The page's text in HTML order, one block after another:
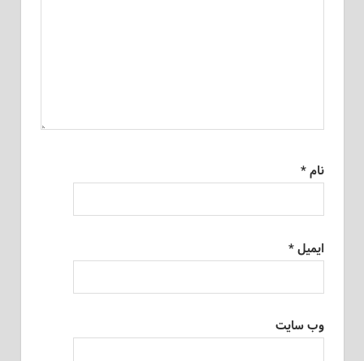
نام*
ایمیل*
وب‌ سایت